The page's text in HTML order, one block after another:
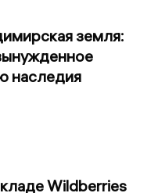
земля:
наследия
Wildberries